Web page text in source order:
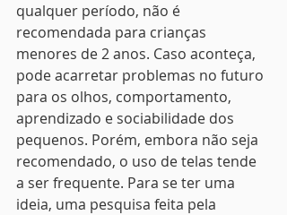
qualquer período, não é
recomendada para crianças
menores de 2 anos. Caso aconteça,
pode acarretar problemas no futuro
para os olhos, comportamento,
aprendizado e sociabilidade dos
pequenos. Porém, embora não seja
recomendado, o uso de telas tende
a ser frequente. Para se ter uma
ideia, uma pesquisa feita pela